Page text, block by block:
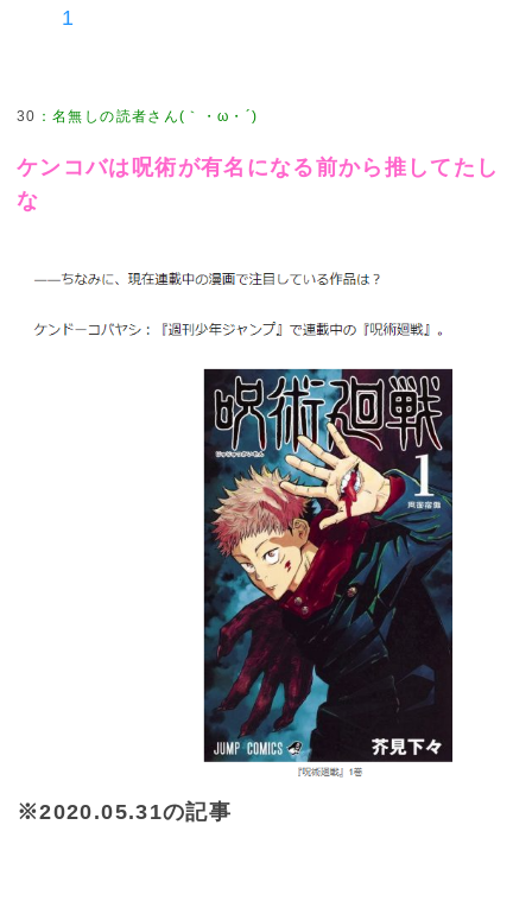
1
30 ：名無しの読者さん(｀・ω・´)
ケンコバは呪術が有名になる前から推してたし
な
※2020.05.31の記事